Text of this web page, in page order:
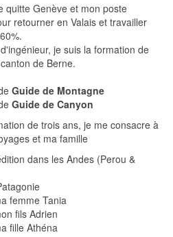
quitte Genève et mon poste
retourner en Valais et travailler
je suis la formation de
de Berne.
Guide de Montagne
Guide de Canyon
de trois ans, je me consacre à
et ma famille
dans les Andes (Perou &
femme Tania
fils Adrien
fille Athéna